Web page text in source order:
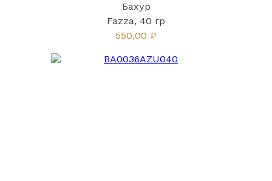
Бахур
Fazza, 40 гр
550,00 ₽